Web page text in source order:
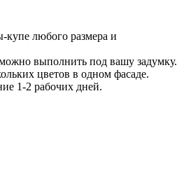
купе любого размера и
выполнить под вашу задумку.
цветов в одном фасаде.
1-2 рабочих дней.